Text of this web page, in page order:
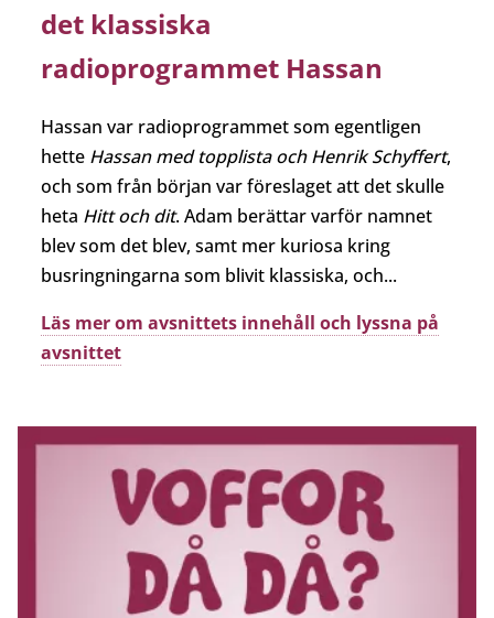
det klassiska
radioprogrammet Hassan
Hassan var radioprogrammet som egentligen
hette Hassan med topplista och Henrik Schyffert,
och som från början var föreslaget att det skulle
heta Hitt och dit. Adam berättar varför namnet
blev som det blev, samt mer kuriosa kring
busringningarna som blivit klassiska, och...
Läs mer om avsnittets innehåll och lyssna på
avsnittet